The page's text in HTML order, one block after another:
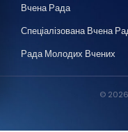
Вчена Рада
Спеціалізована Вчена
Рада Молодих Вчених
© 2026